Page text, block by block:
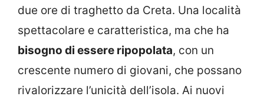
due ore di traghetto da Creta. Una località
spettacolare e caratteristica, ma che ha
bisogno di essere ripopolata, con un
crescente numero di giovani, che possano
rivalorizzare l’unicità dell’isola. Ai nuovi